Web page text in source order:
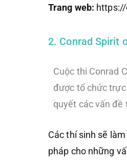
Trang web:
2. Conrad Spirit
Cuộc thi Conrad
được tổ chức
quyết các vấn đề
Các thí sinh sẽ
pháp cho những